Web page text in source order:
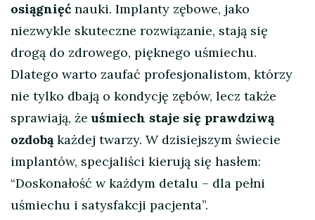
osiągnięć nauki. Implanty zębowe, jako
niezwykle skuteczne rozwiązanie, stają się
drogą do zdrowego, pięknego uśmiechu.
Dlatego warto zaufać profesjonalistom, którzy
nie tylko dbają o kondycję zębów, lecz także
sprawiają, żeuśmiech staje się prawdziwą
ozdobąkażdej twarzy. W dzisiejszym świecie
implantów, specjaliści kierują się hasłem:
“Doskonałość w każdym detalu – dla pełni
uśmiechu i satysfakcji pacjenta”.